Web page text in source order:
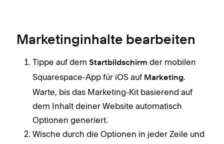
Marketinginhalte bearbeiten
Tippe auf dem Startbildschirm der mobilen
Squarespace-App für iOS auf Marketing.
Warte, bis das Marketing-Kit basierend auf
dem Inhalt deiner Website automatisch
Optionen generiert.
Wische durch die Optionen in jeder Zeile und